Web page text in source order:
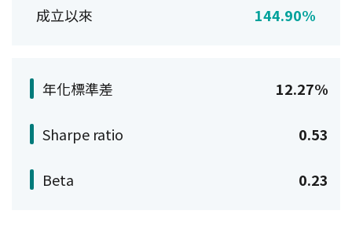
成立以來 144.90%
年化標準差 12.27%
Sharpe ratio 0.53
Beta 0.23